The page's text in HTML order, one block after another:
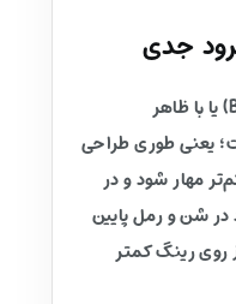
جدی
این مدل به‌صورت بدلاک (Beadlock) یا با ظاهر
یعنی طوری طراحی
مهار شود و در
در شن و رمل پایین
روی رینگ کمتر